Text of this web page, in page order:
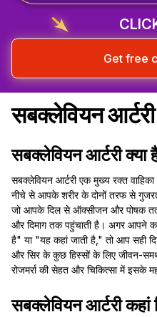
Get free
सबक्लेवियन आर्टरी
सबक्लेवियन आर्टरी क्या
सबक्लेवियन आर्टरी एक मुख्य रक्त
नीचे से आपके शरीर के दोनों तरफ से
जो आपके दिल से ऑक्सीजन और पोषक
और दिमाग तक पहुंचाती है। अगर आपने
है" या "यह कहां जाती है," तो आप सही
और सिर के कुछ हिस्सों के लिए जीवन-
रोजमर्रा की सेहत और चिकित्सा में इसके
सबक्लेवियन आर्टरी